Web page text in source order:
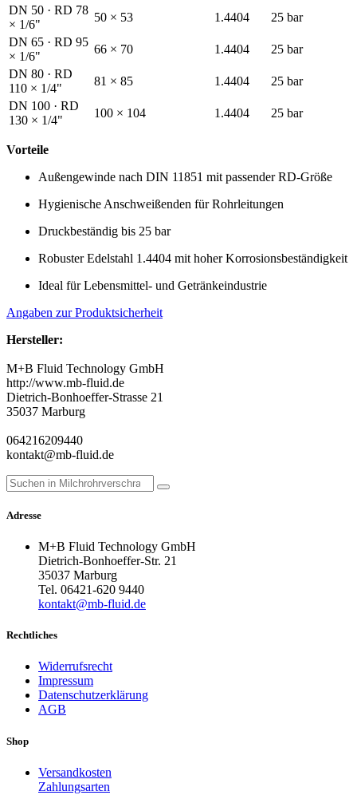
DN 50 · RD 78
× 1/6"
50 × 53 1.4404
25 bar
DN 65 · RD 95
× 1/6"
66 × 70 1.4404
25 bar
DN 80 · RD
110 × 1/4"
81 × 85 1.4404
25 bar
DN 100 · RD
130 × 1/4"
100 × 104 1.4404 25 bar
Vorteile
Außengewinde nach DIN 11851 mit passender RD-Größe
Hygienische Anschweißenden für Rohrleitungen
Druckbeständig bis 25 bar
Robuster Edelstahl 1.4404 mit hoher Korrosionsbeständigkeit
Ideal für Lebensmittel- und Getränkeindustrie
Angaben zur Produktsicherheit
Hersteller:
M+B Fluid Technology GmbH
http://www.mb-fluid.de
Dietrich-Bonhoeffer-Strasse 21
35037 Marburg
064216209440
kontakt@mb-fluid.de
Adresse
M+B Fluid Technology GmbH
Dietrich-Bonhoeffer-Str. 21
35037 Marburg
Tel. 06421-620 9440
kontakt@mb-fluid.de
Rechtliches
Widerrufsrecht
Impressum
Datenschutzerklärung
AGB
Shop
Versandkosten
Zahlungsarten